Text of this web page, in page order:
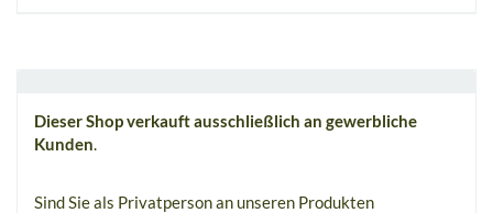
Dieser Shop verkauft ausschließlich an gewerbliche
Kunden.
Sind Sie als Privatperson an unseren Produkten